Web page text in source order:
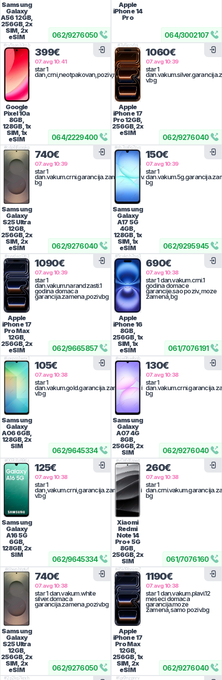
062/9276050
Samsung
Galaxy
A5612GB,
256GB, 2x
SIM, 2x
eSIM
064/3002107
Apple
iPhone 14
Pro
064/2229400
#ry5qpnb3mb
Google
Pixel 10a
8GB,
128GB, 1x
SIM, 1x
eSIM
399€
07.avg 10:41
star 1
dan,crni,neotpakovan,poziv,nbgd
062/9276040
#7y8jrcvfpj
Apple
iPhone 17
Pro12GB,
256GB, 2x
eSIM
1060€
07.avg 10:39
star 1
v.bg
062/9276040
#cdp4t8mqkp
Samsung
Galaxy
S25 Ultra
12GB,
256GB, 2x
SIM, 2x
eSIM
740€
07.avg 10:39
star 1
dan.vakum.crni.garancija.zamena,poziv.
bg
062/9295945
#gh7m6q7zvs
Samsung
Galaxy
A17 5G
4GB,
128GB, 1x
SIM, 1x
eSIM
150€
07.avg 10:39
star 1
bg
062/9665857
#svvdwzl3d3
Apple
iPhone 17
Pro Max
12GB,
256GB, 2x
eSIM
1090€
07.avg 10:39
star 1
dan.vakum.narandzasti.1
godina domaca
garancija.zamena,poziv.bg
061/7076191
#5cvknh7ng3
Apple
iPhone 16
8GB,
256GB, 1x
SIM, 1x
eSIM
690€
07.avg 10:38
star 1 dan.vakum.crni.1
godina domace
garancije.sao poziv.,moze
zamena,bg
062/9645334
#jpxpm1wsx1
Samsung
Galaxy
A066GB,
128GB, 2x
SIM
105€
07.avg 10:38
star 1
dan.vakum.gold.garancija.zamena,pozi
v.bg
062/9276040
#xjw9hwfqqb
Samsung
Galaxy
A07 4G
8GB,
256GB, 2x
SIM
130€
07.avg 10:38
star 1
bg
062/9645334
#007c8z89dz
Samsung
Galaxy
A16 5G
6GB,
128GB, 2x
SIM
125€
07.avg 10:38
star 1
dan,vakum.crni,garancija.zamena,pozi
v.bg
061/7076160
#v0z64fzpwt
Xiaomi
Redmi
Note 14
Pro+ 5G
8GB,
256GB, 2x
SIM
260€
07.avg 10:38
star 1
bg
062/9276050
#dbwnhtptyf
Samsung
Galaxy
S25 Ultra
12GB,
256GB, 2x
SIM, 2x
eSIM
740€
07.avg 10:38
star 1 dan.vakum.white
silver.domaca
garancija.zamena,poziv.bg
062/9276040
#45k19hnjm7
Apple
iPhone 17
Pro Max
12GB,
256GB, 1x
SIM, 2x
eSIM
1190€
07.avg 10:38
star 1 dan.vakum.plavi.12
meseci domaca
garancija.moze
zamena,samo poziv.bg
#2p2kq7krxh #lpr9nzpnrv